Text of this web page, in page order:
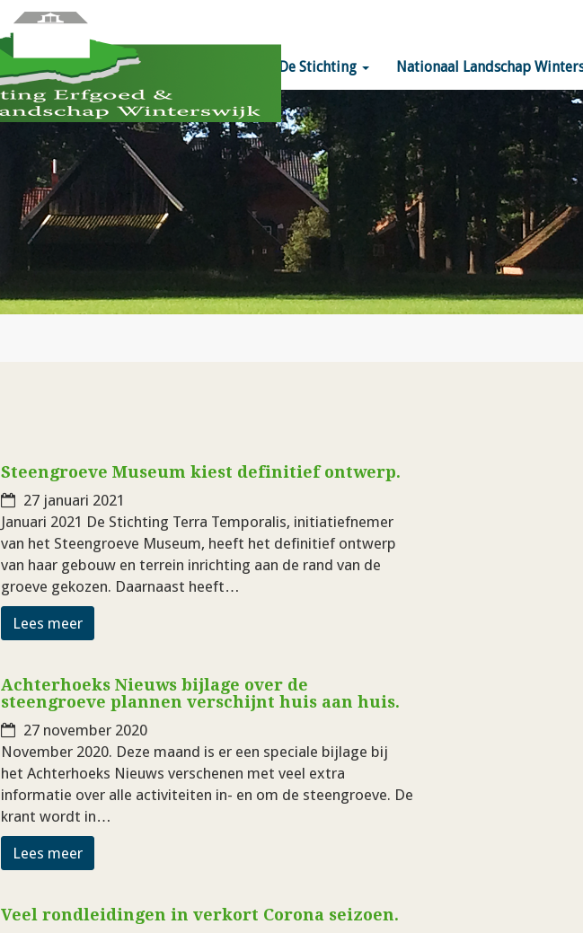
De Stichting Nationaal Landschap
Steengroeve Museum kiest definitief ontwerp.
27 januari 2021
Januari 2021 De Stichting Terra Temporalis, initiatiefnemer
van het Steengroeve Museum, heeft het definitief ontwerp
van haar gebouw en terrein inrichting aan de rand van de
groeve gekozen. Daarnaast heeft…
Lees meer
Achterhoeks Nieuws bijlage over de
steengroeve plannen verschijnt huis aan huis.
27 november 2020
November 2020. Deze maand is er een speciale bijlage bij
het Achterhoeks Nieuws verschenen met veel extra
informatie over alle activiteiten in- en om de steengroeve. De
krant wordt in…
Lees meer
Veel rondleidingen in verkort Corona seizoen.